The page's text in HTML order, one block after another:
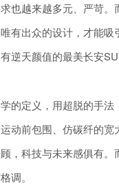
也越来越多元、严苛
有出众的设计，才能
逆天颜值的最美长安
的定义，用超脱的手
动前包围、仿碳纤的
，科技与未来感俱有
调。